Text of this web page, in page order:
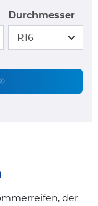
Durchmesser
der